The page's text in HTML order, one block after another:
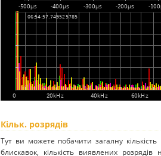
Кільк. розрядів
Тут ви можете побачити загалну
блискавок, кількість виявлених розрядів